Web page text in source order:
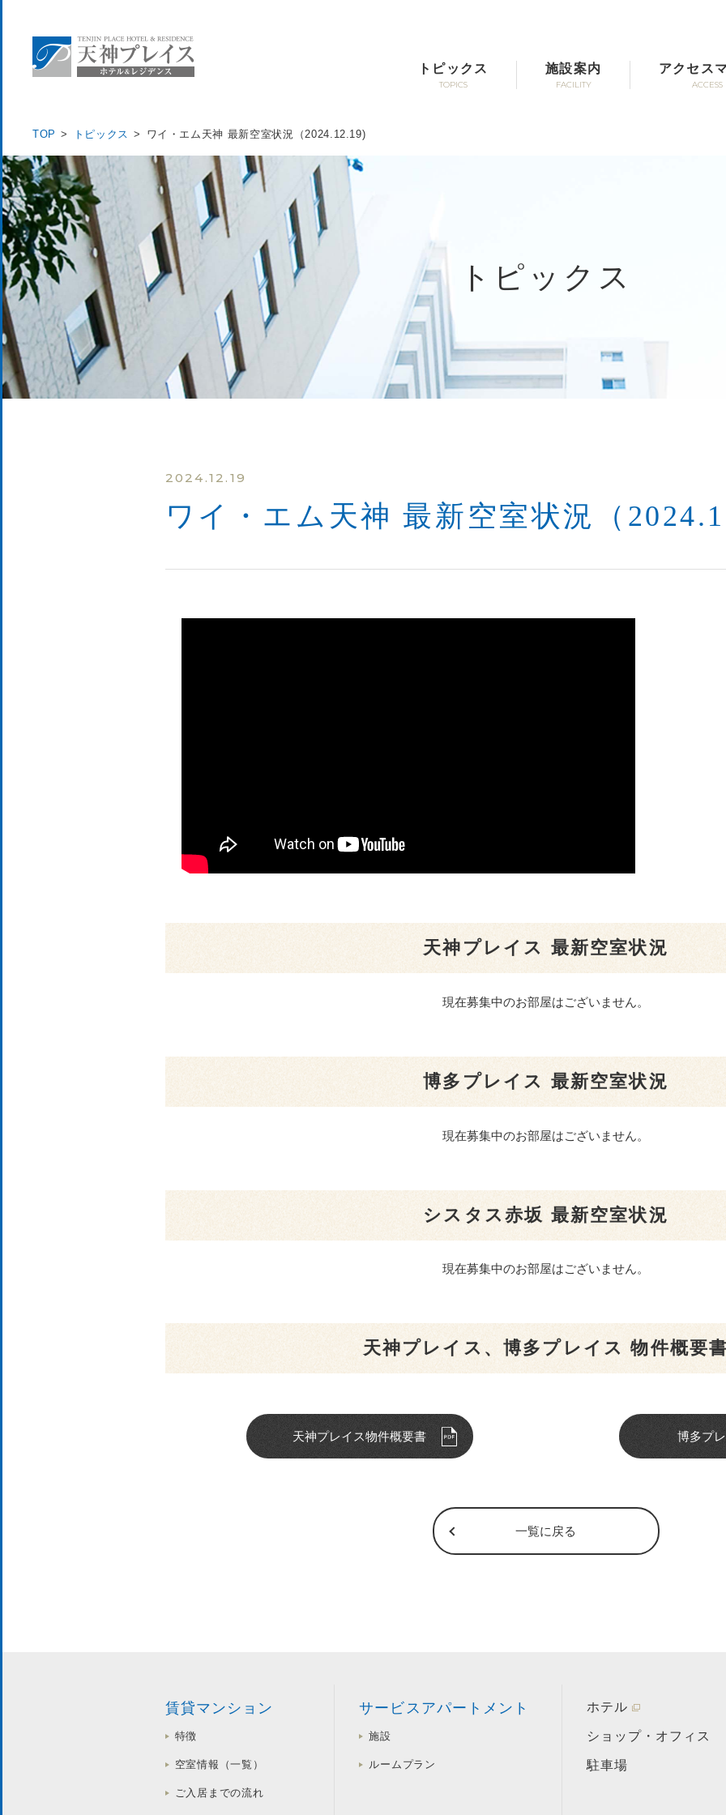
トピックス
TOPICS
施設案内
FACILITY
アクセス
ACCESS
TOP トピックス ワイ・エム天神 最新空室状況（2024.12.19)
トピックス
2024.12.19
ワイ・エム天神 最新空室状況（
天神プレイス 最新空室状況
現在募集中のお部屋はございません。
博多プレイス 最新空室状況
現在募集中のお部屋はございません。
シスタス赤坂 最新空室状況
現在募集中のお部屋はございません。
天神プレイス、博多プレイス 物件概要
天神プレイス物件概要書 博多プ
一覧に戻る
賃貸マンション
特徴
空室情報（一覧）
ご入居までの流れ
サービスアパートメント
施設
ルームプラン
ホテル
ショップ・オフィス
駐車場